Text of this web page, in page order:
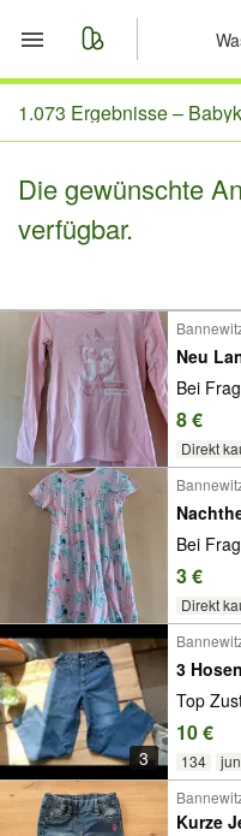
Start
Nachrichten
1.073 Ergebnisse –
Die gewünschte
verfügbar.
Neu
Bei
8 €
Direkt
Bei
3 €
Direkt
3
3
Top
10 €
134
Kurze